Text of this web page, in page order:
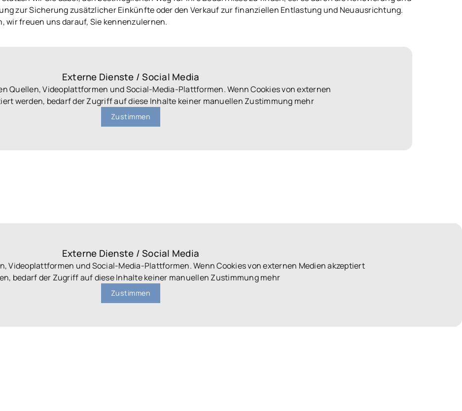
zur Sicherung zusätzlicher Einkünfte oder den Verkauf zur finanziellen Entlastung und Neuausrichtung.
wir freuen uns darauf, Sie kennenzulernen.
Externe Dienste / Social Media
Quellen, Videoplattformen und Social-Media-Plattformen. Wenn Cookies von externen
werden, bedarf der Zugriff auf diese Inhalte keiner manuellen Zustimmung mehr
Zustimmen
Externe Dienste / Social Media
Videoplattformen und Social-Media-Plattformen. Wenn Cookies von externen Medien akzeptiert
bedarf der Zugriff auf diese Inhalte keiner manuellen Zustimmung mehr
Zustimmen